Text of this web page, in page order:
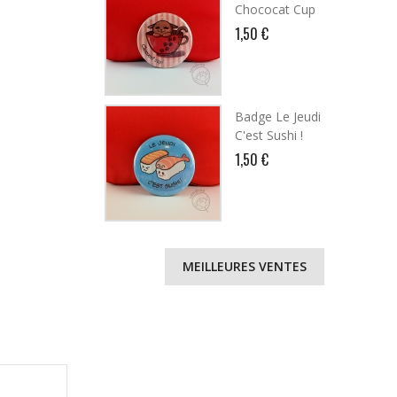
Chococat Cup
1,50 €
Badge Le Jeudi
C'est Sushi !
1,50 €
MEILLEURES VENTES